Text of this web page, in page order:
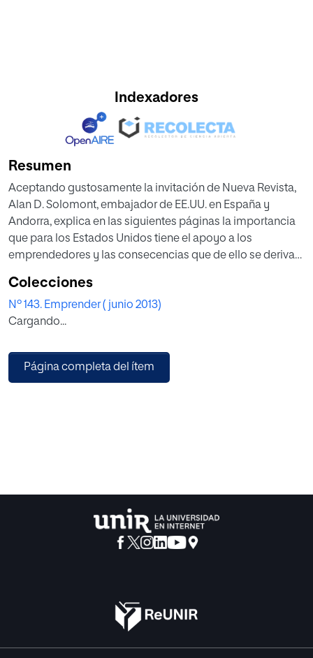
Indexadores
Resumen
Aceptando gustosamente la invitación de Nueva Revista,
Alan D. Solomont, embajador de EE.UU. en España y
Andorra, explica en las siguientes páginas la importancia
que para los Estados Unidos tiene el apoyo a los
emprendedores y las consecencias que de ello se derivan
son los tres pilares en los que, a su juicio, se sustenta la
cultura del emprendimiento al otro lado del Atlántico.
Nueva Revista desea expresar públicamente su
Colecciones
Nº 143. Emprender ( junio 2013)
Cargando...
Página completa del ítem